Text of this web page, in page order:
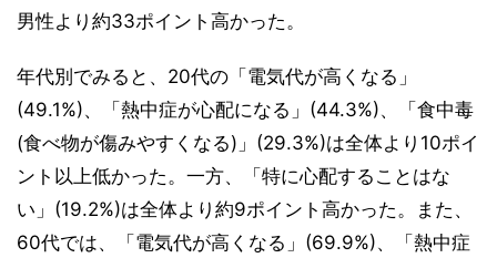
男性より約33ポイント高かった。
年代別でみると、20代の「電気代が高くなる」
(49.1%)、「熱中症が心配になる」(44.3%)、「食中毒
(食べ物が傷みやすくなる)」(29.3%)は全体より10ポイ
ント以上低かった。一方、「特に心配することはな
い」(19.2%)は全体より約9ポイント高かった。また、
60代では、「電気代が高くなる」(69.9%)、「熱中症